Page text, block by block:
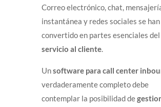
Correo electrónico, chat,
instantánea y redes sociales se han
convertido en partes esenciales del
servicio al cliente.
Unsoftware para call center
verdaderamente completo debe
contemplar la posibilidad de